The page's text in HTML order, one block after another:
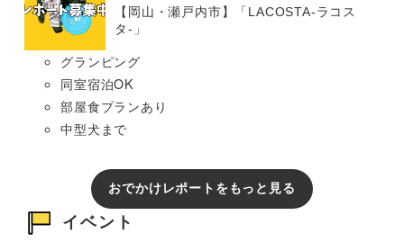
【岡山・瀬戸内市】「LACOSTA-ラコス
タ-」
グランピング
同室宿泊OK
部屋食プランあり
中型犬まで
おでかけレポートをもっと見る
イベント